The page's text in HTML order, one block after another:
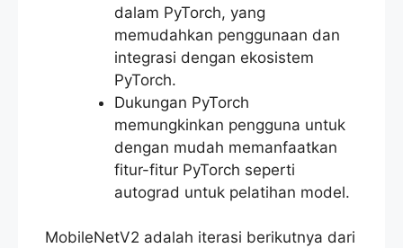
dalam PyTorch, yang
memudahkan penggunaan dan
integrasi dengan ekosistem
PyTorch.
Dukungan PyTorch
memungkinkan pengguna untuk
dengan mudah memanfaatkan
fitur-fitur PyTorch seperti
autograd untuk pelatihan model.
MobileNetV2 adalah iterasi berikutnya dari